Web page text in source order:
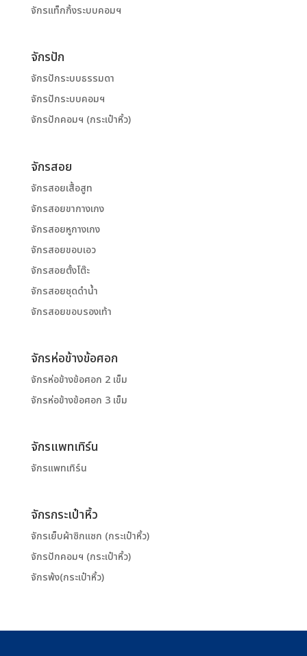
จักรแท็กกิ้งระบบคอมฯ
จักรปัก
จักรปักระบบธรรมดา
จักรปักระบบคอมฯ
จักรปักคอมฯ (กระเป๋าหิ้ว)
จักรสอย
จักรสอยเสื้อสูท
จักรสอยขากางเกง
จักรสอยหูกางเกง
จักรสอยขอบเอว
จักรสอยตั้งโต๊ะ
จักรสอยชุดดำน้ำ
จักรสอยขอบรองเท้า
จักรห่อข้างข้อศอก
จักรห่อข้างข้อศอก 2 เข็ม
จักรห่อข้างข้อศอก 3 เข็ม
จักรแพทเทิร์น
จักรแพทเทิร์น
จักรกระเป๋าหิ้ว
จักรเย็บผ้าซิกแซก (กระเป๋าหิ้ว)
จักรปักคอมฯ (กระเป๋าหิ้ว)
จักรพ้ง(กระเป๋าหิ้ว)